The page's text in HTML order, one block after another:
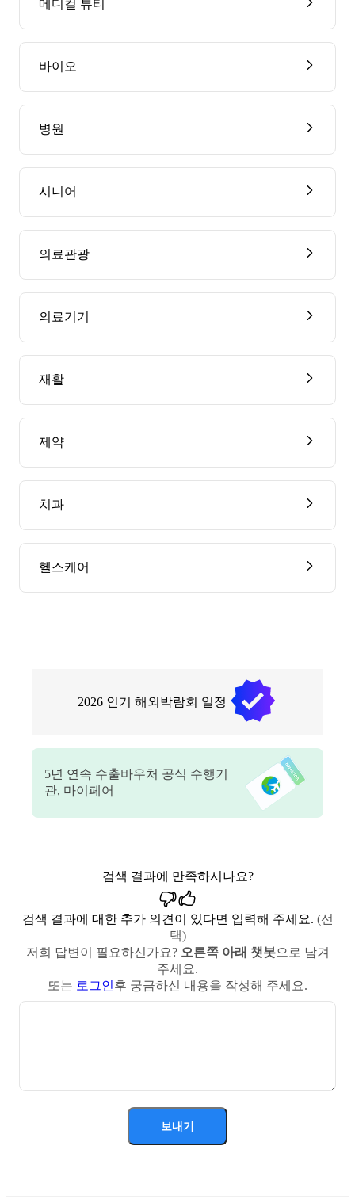
메디컬 뷰티
바이오
병원
시니어
의료관광
의료기기
재활
제약
치과
헬스케어
2026 인기 해외박람회 일정
5년 연속 수출바우처 공식 수행기
관, 마이페어
검색 결과에 만족하시나요?
검색 결과에 대한 추가 의견이 있다면 입력해 주세요. (선
택)
저희 답변이 필요하신가요? 오른쪽 아래 챗봇으로 남겨
주세요.
또는 로그인후 궁금하신 내용을 작성해 주세요.
보내기